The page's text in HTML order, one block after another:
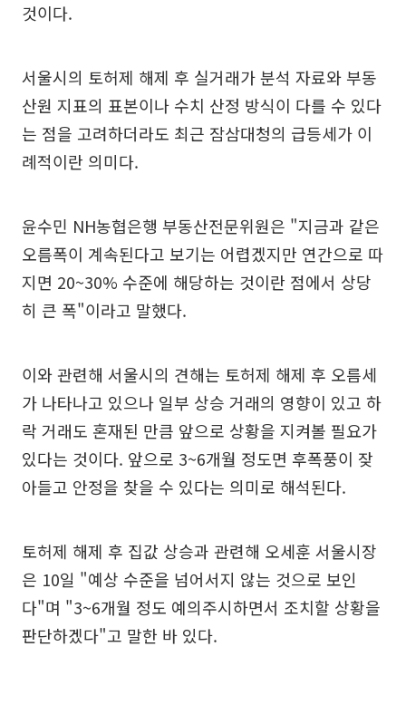
것이다.
서울시의 토허제 해제 후 실거래가 분석 자료와 부동
산원 지표의 표본이나 수치 산정 방식이 다를 수 있다
는 점을 고려하더라도 최근 잠삼대청의 급등세가 이
례적이란 의미다.
윤수민 NH농협은행 부동산전문위원은 "지금과 같은
오름폭이 계속된다고 보기는 어렵겠지만 연간으로 따
지면 20~30% 수준에 해당하는 것이란 점에서 상당
히 큰 폭"이라고 말했다.
이와 관련해 서울시의 견해는 토허제 해제 후 오름세
가 나타나고 있으나 일부 상승 거래의 영향이 있고 하
락 거래도 혼재된 만큼 앞으로 상황을 지켜볼 필요가
있다는 것이다. 앞으로 3~6개월 정도면 후폭풍이 잦
아들고 안정을 찾을 수 있다는 의미로 해석된다.
토허제 해제 후 집값 상승과 관련해 오세훈 서울시장
은 10일 "예상 수준을 넘어서지 않는 것으로 보인
다"며 "3~6개월 정도 예의주시하면서 조치할 상황을
판단하겠다"고 말한 바 있다.